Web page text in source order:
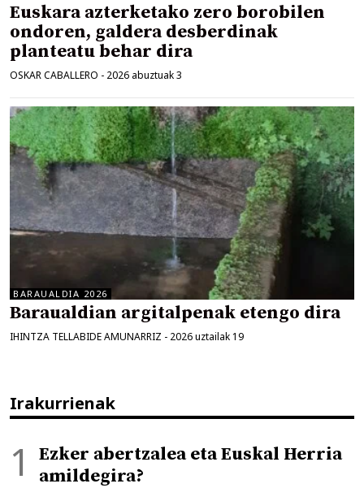
Euskara azterketako zero borobilen
ondoren, galdera desberdinak
planteatu behar dira
OSKAR CABALLERO - 2026 abuztuak 3
BARAUALDIA 2026
Baraualdian argitalpenak etengo dira
IHINTZA TELLABIDE AMUNARRIZ - 2026 uztailak 19
Irakurrienak
Ezker abertzalea eta Euskal Herria
amildegira?